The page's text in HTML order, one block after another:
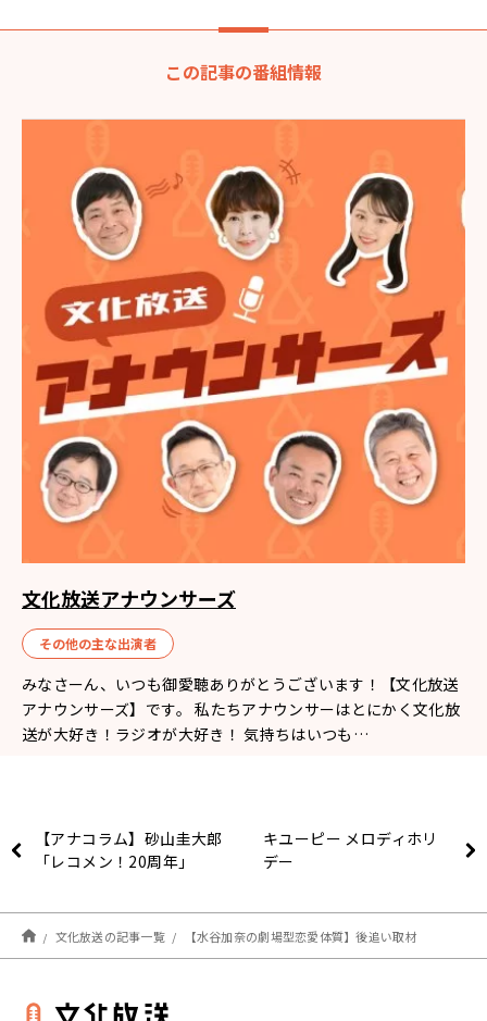
この記事の番組情報
文化放送アナウンサーズ
その他の主な出演者
みなさーん、いつも御愛聴ありがとうございます！【文化放送
アナウンサーズ】です。 私たちアナウンサーはとにかく文化放
送が大好き！ラジオが大好き！ 気持ちはいつも…
【アナコラム】砂山圭大郎
「レコメン！20周年」
キユーピー メロディホリ
デー
文化放送の記事一覧 【水谷加奈の劇場型恋愛体質】後追い取材